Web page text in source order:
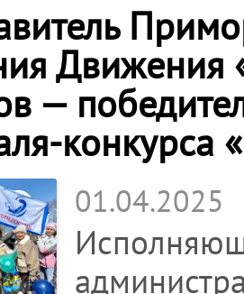
Движения
—
конкурса
01.04.2025